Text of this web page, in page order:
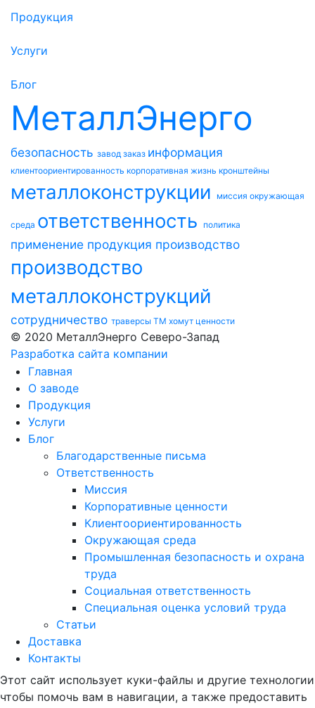
Продукция
Услуги
Блог
МеталлЭнерго
безопасность завод заказ информация
клиентоориентированность корпоративная жизнь кронштейны
металлоконструкции миссия окружающая
среда ответственность политика
применение продукция производство
производство
металлоконструкций
сотрудничество траверсы ТМ хомут ценности
© 2020 МеталлЭнерго Северо-Запад
Разработка сайта компании
Главная
О заводе
Продукция
Услуги
Блог
Благодарственные письма
Ответственность
Миссия
Корпоративные ценности
Клиентоориентированность
Окружающая среда
Промышленная безопасность и охрана
труда
Социальная ответственность
Специальная оценка условий труда
Статьи
Доставка
Контакты
Этот сайт использует куки-файлы и другие
чтобы помочь вам в навигации, а также предоставить